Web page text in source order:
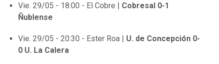
Vie. 29/05 - 18:00 - El Cobre | Cobresal 0-1
Ñublense
Vie. 29/05 - 20:30 - Ester Roa | U. de Concepción 0-
0 U. La Calera